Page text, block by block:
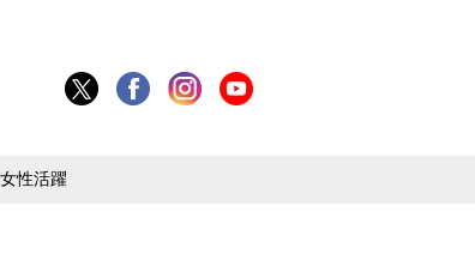
女性活躍